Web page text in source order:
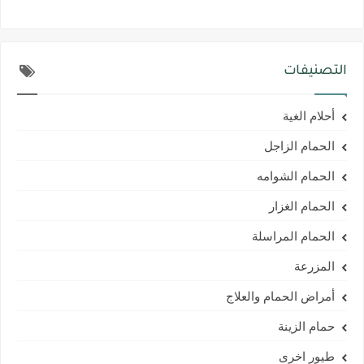
التصنيفات
أحلام الغية
الحمام الزاجل
الحمام الشوامه
الحمام الغزار
الحمام المراسلة
المزرعة
أمراض الحمام والعلاج
حمام الزينة
طيور اخرى